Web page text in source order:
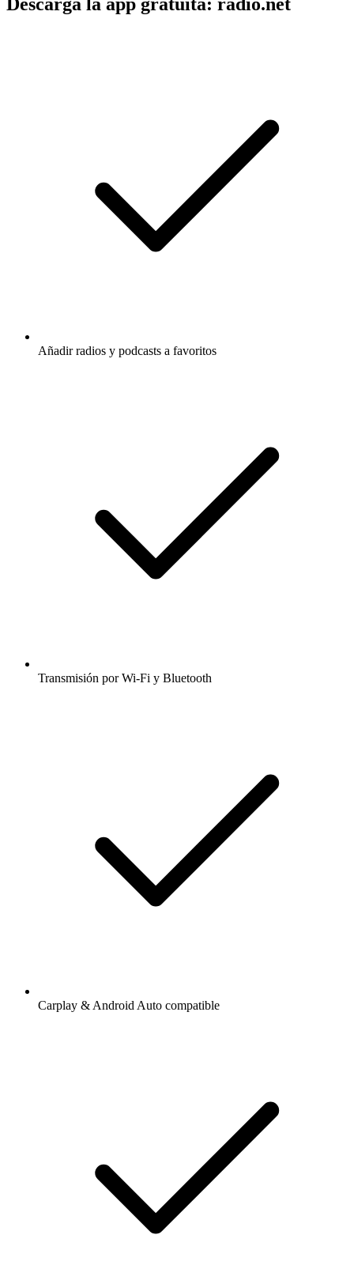
Añadir radios y podcasts a favoritos
Transmisión por Wi-Fi y Bluetooth
Carplay & Android Auto compatible